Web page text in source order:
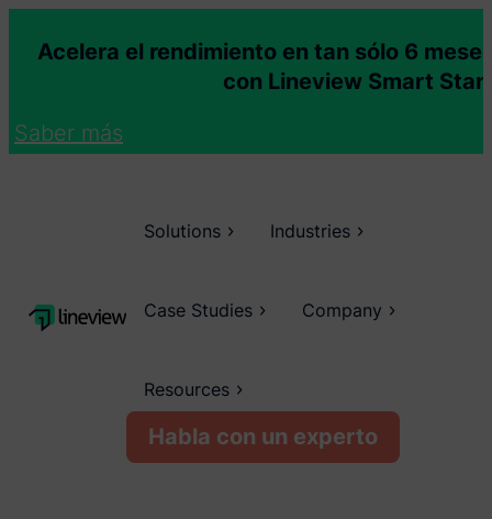
Acelera el rendimiento en tan sólo 6
con Lineview Smart
Saber más
Solutions Industries
Case Studies Company
Resources
Habla con un experto